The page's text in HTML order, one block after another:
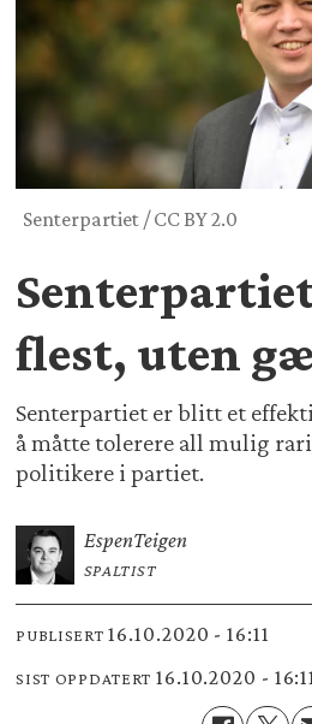
Senterpartiet / CC BY 2.0
flest, uten
Senterpartiet er blitt et
å måtte tolerere all mulig
politikere i partiet.
EspenTeigen
SPALTIST
PUBLISERT 16.10.2020 - 16:11
SIST OPPDATERT 16.10.2020 - 16:11